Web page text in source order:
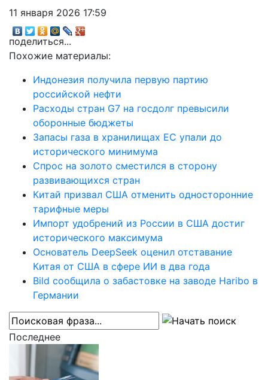
11 января 2026 17:59
поделиться...
Похожие материалы:
Индонезия получила первую партию
российской нефти
Расходы стран G7 на госдолг превысили
оборонные бюджеты
Запасы газа в хранилищах ЕС упали до
исторического минимума
Спрос на золото сместился в сторону
развивающихся стран
Китай призвал США отменить односторонние
тарифные меры
Импорт удобрений из России в США достиг
исторического максимума
Основатель DeepSeek оценил отставание
Китая от США в сфере ИИ в два года
Bild сообщила о забастовке на заводе Haribo в
Германии
Последнее